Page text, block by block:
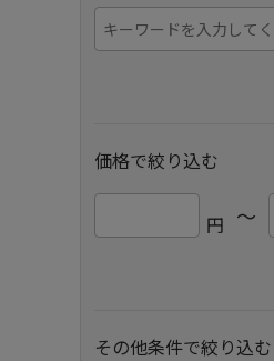
価格で絞り込む
円 ～
その他条件で絞り込む